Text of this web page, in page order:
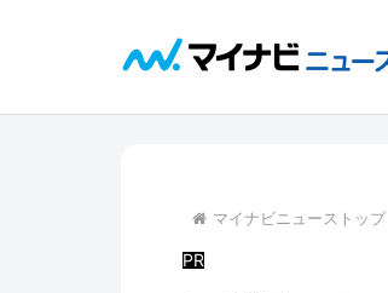
マイナビニューストップ